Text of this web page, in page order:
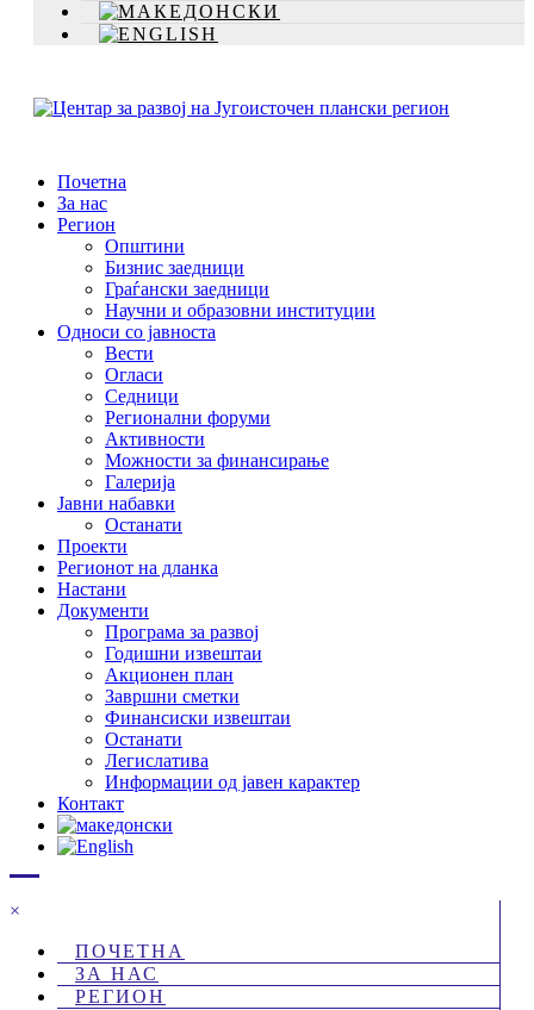
Почетна
За нас
Регион
Општини
Бизнис заедници
Граѓански заедници
Научни и образовни институции
Односи со јавноста
Вести
Огласи
Седници
Регионални форуми
Активности
Можности за финансирање
Галерија
Јавни набавки
Останати
Проекти
Регионот на дланка
Настани
Документи
Програма за развој
Годишни извештаи
Акционен план
Завршни сметки
Финансиски извештаи
Останати
Легислатива
Информации од јавен карактер
Контакт
×
ПОЧЕТНА
ЗА НАС
РЕГИОН